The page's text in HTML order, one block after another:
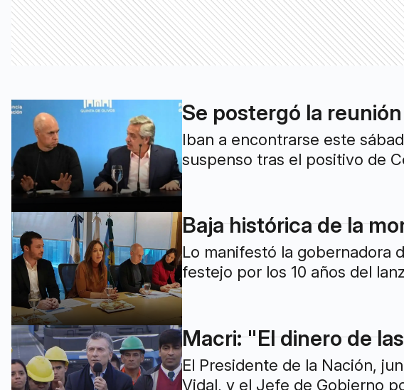
Se postergó la
Iban a encontrarse este
suspenso tras el positivo de
Baja histórica de la
Lo manifestó la gobernadora
festejo por los 10 años del
Macri: "El dinero de
El Presidente de la Nación,
Vidal, y el Jefe de Gobierno